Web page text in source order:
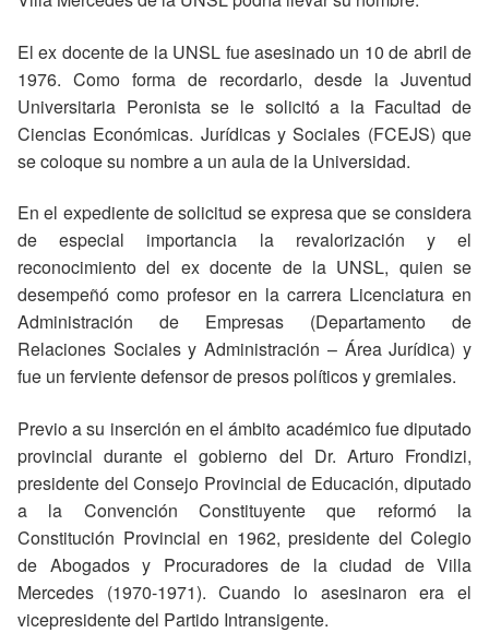
El ex docente de la UNSL fue asesinado un 10 de abril de
1976. Como forma de recordarlo, desde la Juventud
Universitaria Peronista se le solicitó a la Facultad de
Ciencias Económicas. Jurídicas y Sociales (FCEJS) que
se coloque su nombre a un aula de la Universidad.
En el expediente de solicitud se expresa que se considera
de especial importancia la revalorización y el
reconocimiento del ex docente de la UNSL, quien se
desempeñó como profesor en la carrera Licenciatura en
Administración de Empresas (Departamento de
Relaciones Sociales y Administración – Área Jurídica) y
fue un ferviente defensor de presos políticos y gremiales.
Previo a su inserción en el ámbito académico fue diputado
provincial durante el gobierno del Dr. Arturo Frondizi,
presidente del Consejo Provincial de Educación, diputado
a la Convención Constituyente que reformó la
Constitución Provincial en 1962, presidente del Colegio
de Abogados y Procuradores de la ciudad de Villa
Mercedes (1970-1971). Cuando lo asesinaron era el
vicepresidente del Partido Intransigente.